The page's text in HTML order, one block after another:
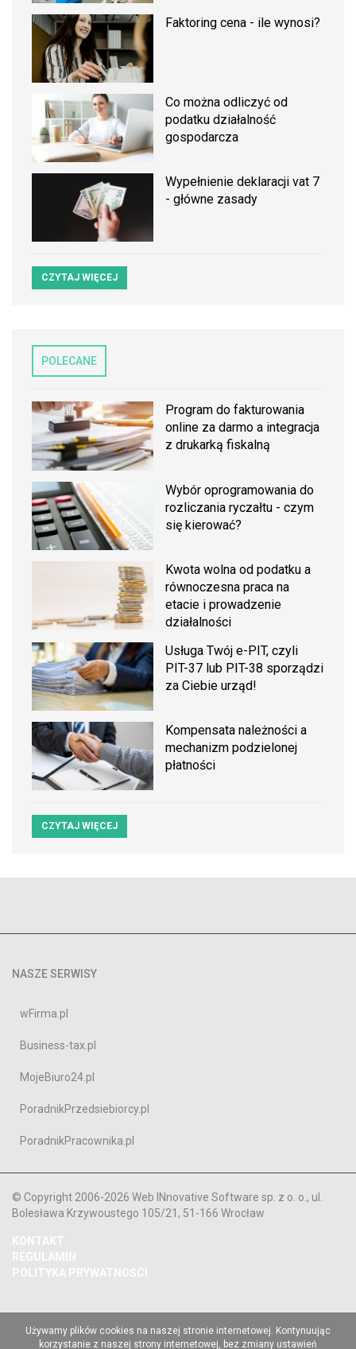
Faktoring cena - ile wynosi?
Co można odliczyć od
podatku działalność
gospodarcza
Wypełnienie deklaracji vat 7
- główne zasady
CZYTAJ WIĘCEJ
POLECANE
Program do fakturowania
online za darmo a integracja
z drukarką fiskalną
Wybór oprogramowania do
rozliczania ryczałtu - czym
się kierować?
Kwota wolna od podatku a
równoczesna praca na
etacie i prowadzenie
działalności
Usługa Twój e-PIT, czyli
PIT-37 lub PIT-38 sporządzi
za Ciebie urząd!
Kompensata należności a
mechanizm podzielonej
płatności
CZYTAJ WIĘCEJ
NASZE SERWISY
wFirma.pl
Business-tax.pl
MojeBiuro24.pl
PoradnikPrzedsiebiorcy.pl
PoradnikPracownika.pl
© Copyright 2006-2026 Web INnovative Software sp. z o. o., ul.
Bolesława Krzywoustego 105/21, 51-166 Wrocław
KONTAKT
REGULAMIN
POLITYKA PRYWATNOŚCI
Używamy plików cookies na naszej stronie internetowej. Kontynuując
korzystanie z naszej strony internetowej, bez zmiany ustawień